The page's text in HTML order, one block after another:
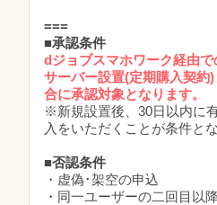
===
■承認条件
dジョブスマホワーク経由で
サーバー設置(定期購入契約
合に承認対象となります。
※新規設置後、30日以内に
入をいただくことが条件と
■否認条件
・虚偽･架空の申込
・同一ユーザーの二回目以